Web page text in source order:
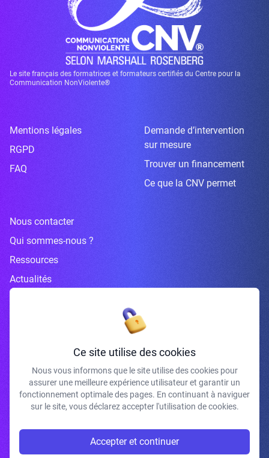
Le site français des formatrices et formateurs certifiés du Centre pour la
Communication NonViolente®
Mentions légales
RGPD
FAQ
Demande d’intervention
sur mesure
Trouver un financement
Ce que la CNV permet
Nous contacter
Qui sommes-nous ?
Ressources
Actualités
Inscrivez-vous à la newsletter
J'accepte de recevoir vos e-mails et confirme avoir pris connaissance de
votre politique de confidentialité et mentions légales.
Ce site utilise des cookies
Nous vous informons que le site utilise des cookies pour
assurer une meilleure expérience utilisateur et garantir un
fonctionnement optimale des pages. En continuant à naviguer
sur le site, vous déclarez accepter l'utilisation de cookies.
Accepter et continuer